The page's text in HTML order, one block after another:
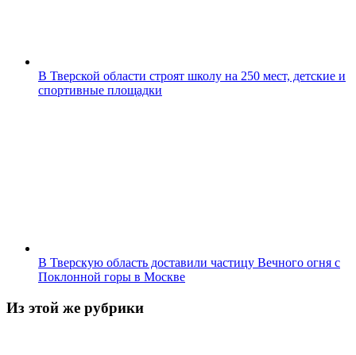
В Тверской области строят школу на 250 мест, детские и
спортивные площадки
В Тверскую область доставили частицу Вечного огня с
Поклонной горы в Москве
Из этой же рубрики